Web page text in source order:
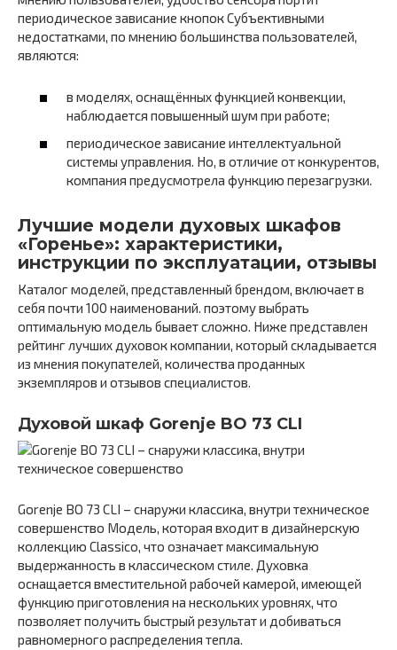
периодическое зависание кнопок Субъективными
недостатками, по мнению большинства пользователей,
являются:
в моделях, оснащённых функцией конвекции,
наблюдается повышенный шум при работе;
периодическое зависание интеллектуальной
системы управления. Но, в отличие от конкурентов,
компания предусмотрела функцию перезагрузки.
Лучшие модели духовых шкафов
«Горенье»: характеристики,
инструкции по эксплуатации, отзывы
Каталог моделей, представленный брендом, включает в
себя почти 100 наименований. поэтому выбрать
оптимальную модель бывает сложно. Ниже представлен
рейтинг лучших духовок компании, который складывается
из мнения покупателей, количества проданных
экземпляров и отзывов специалистов.
Духовой шкаф Gorenje BO 73 CLI
Gorenje BO 73 CLI – снаружи классика, внутри техническое
совершенство Модель, которая входит в дизайнерскую
коллекцию Classico, что означает максимальную
выдержанность в классическом стиле. Духовка
оснащается вместительной рабочей камерой, имеющей
функцию приготовления на нескольких уровнях, что
позволяет получить быстрый результат и добиваться
равномерного распределения тепла.